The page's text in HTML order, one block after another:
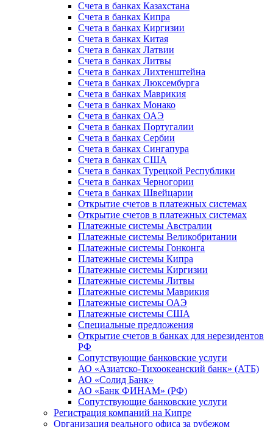
Счета в банках Казахстана
Счета в банках Кипра
Счета в банках Киргизии
Счета в банках Китая
Счета в банках Латвии
Счета в банках Литвы
Счета в банках Лихтенштейна
Счета в банках Люксембурга
Счета в банках Маврикия
Счета в банках Монако
Счета в банках ОАЭ
Счета в банках Португалии
Счета в банках Сербии
Счета в банках Сингапура
Счета в банках США
Счета в банках Турецкой Республики
Счета в банках Черногории
Счета в банках Швейцарии
Открытие счетов в платежных системах
Открытие счетов в платежных системах
Платежные системы Австралии
Платежные системы Великобритании
Платежные системы Гонконга
Платежные системы Кипра
Платежные системы Киргизии
Платежные системы Литвы
Платежные системы Маврикия
Платежные системы ОАЭ
Платежные системы США
Специальные предложения
Открытие счетов в банках для нерезидентов
РФ
Сопутствующие банковские услуги
АО «Азиатско-Тихоокеанский банк» (АТБ)
АО «Солид Банк»
АО «Банк ФИНАМ» (РФ)
Сопутствующие банковские услуги
Регистрация компаний на Кипре
Организация реального офиса за рубежом